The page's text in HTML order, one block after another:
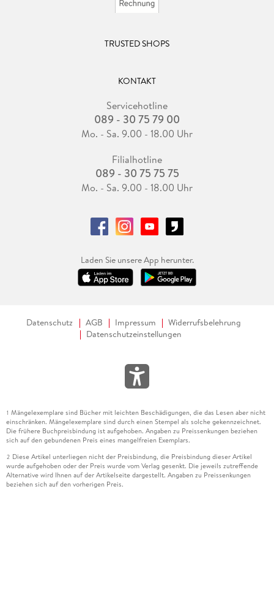
TRUSTED SHOPS
KONTAKT
Servicehotline
089 - 30 75 79 00
Mo. - Sa. 9.00 - 18.00 Uhr
Filialhotline
089 - 30 75 75 75
Mo. - Sa. 9.00 - 18.00 Uhr
Laden Sie unsere App herunter.
Datenschutz AGB Impressum
Widerrufsbelehrung
Datenschutzeinstellungen
1 Mängelexemplare sind Bücher mit leichten Beschädigungen, die das Lesen aber nicht
einschränken. Mängelexemplare sind durch einen Stempel als solche gekennzeichnet.
Die frühere Buchpreisbindung ist aufgehoben. Angaben zu Preissenkungen beziehen
sich auf den gebundenen Preis eines mangelfreien Exemplars.
2 Diese Artikel unterliegen nicht der Preisbindung, die Preisbindung dieser Artikel
wurde aufgehoben oder der Preis wurde vom Verlag gesenkt. Die jeweils zutreffende
Alternative wird Ihnen auf der Artikelseite dargestellt. Angaben zu Preissenkungen
beziehen sich auf den vorherigen Preis.